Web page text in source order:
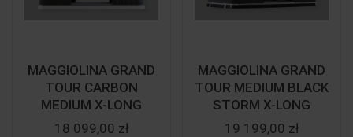
MAGGIOLINA GRAND
TOUR CARBON
MEDIUM X-LONG
18 099,00 zł
MAGGIOLINA GRAND
TOUR MEDIUM BLACK
STORM X-LONG
19 199,00 zł